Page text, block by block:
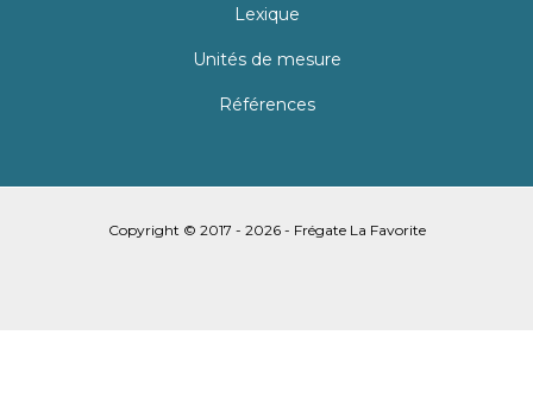
Lexique
Unités de mesure
Références
Copyright © 2017 - 2026 - Frégate La Favorite